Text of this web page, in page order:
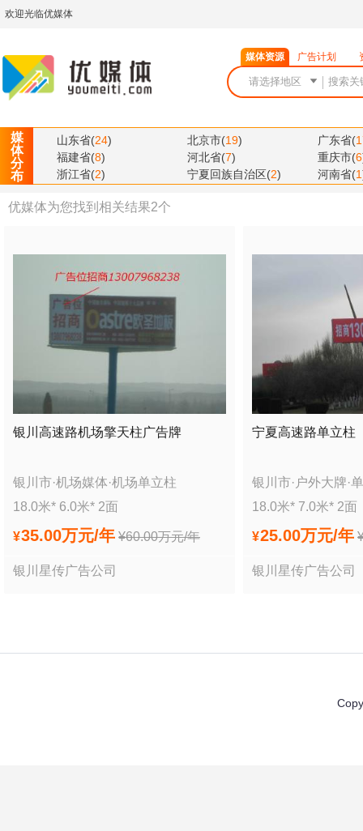
欢迎光临优媒体
媒体资源 广告计划
媒
体
分
布
山东省(24) 北京市(19) 广东省(
福建省(8) 河北省(7) 重庆市(6
浙江省(2) 宁夏回族自治区(2) 河南省(1
优媒体为您找到相关结果2个
银川高速路机场擎天柱广告牌
银川市·机场媒体·机场单立柱
18.0米* 6.0米* 2面
¥35.00万元/年 ¥60.00万元/年
银川星传广告公司
宁夏高速路单立柱
银川市· 户外大牌·
18.0米* 7.0米* 2面
¥25.00万元/年
银川星传广告公司